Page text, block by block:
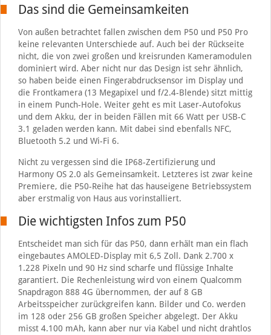
Das sind die Gemeinsamkeiten
Von außen betrachtet fallen zwischen dem P50 und P50 Pro
keine relevanten Unterschiede auf. Auch bei der Rückseite
nicht, die von zwei großen und kreisrunden Kameramodulen
dominiert wird. Aber nicht nur das Design ist sehr ähnlich,
so haben beide einen Fingerabdrucksensor im Display und
die Frontkamera (13 Megapixel und f/2.4-Blende) sitzt mittig
in einem Punch-Hole. Weiter geht es mit Laser-Autofokus
und dem Akku, der in beiden Fällen mit 66 Watt per USB-C
3.1 geladen werden kann. Mit dabei sind ebenfalls NFC,
Bluetooth 5.2 und Wi-Fi 6.
Nicht zu vergessen sind die IP68-Zertifizierung und
Harmony OS 2.0 als Gemeinsamkeit. Letzteres ist zwar keine
Premiere, die P50-Reihe hat das hauseigene Betriebssystem
aber erstmalig von Haus aus vorinstalliert.
Die wichtigsten Infos zum P50
Entscheidet man sich für das P50, dann erhält man ein flach
eingebautes AMOLED-Display mit 6,5 Zoll. Dank 2.700 x
1.228 Pixeln und 90 Hz sind scharfe und flüssige Inhalte
garantiert. Die Rechenleistung wird von einem Qualcomm
Snapdragon 888 4G übernommen, der auf 8 GB
Arbeitsspeicher zurückgreifen kann. Bilder und Co. werden
im 128 oder 256 GB großen Speicher abgelegt. Der Akku
misst 4.100 mAh, kann aber nur via Kabel und nicht drahtlos